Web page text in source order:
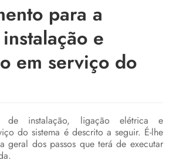
para a
e
em serviço do
de instalação, ligação elétrica e
do sistema é descrito a seguir. É-lhe
geral dos passos que terá de executar
prevista
de aplicação de SMA
Solution
do sistema
para a primeira
e colocação em serviço